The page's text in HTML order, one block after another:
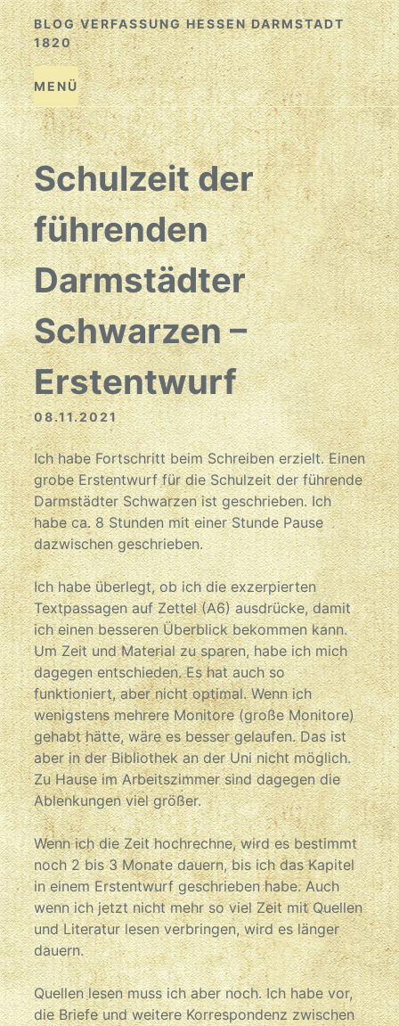
Zum
Inhalt
springen
BLOG VERFASSUNG HESSEN DARMSTADT
1820
MENÜ
Schulzeit der
führenden
Darmstädter
Schwarzen –
Erstentwurf
08.11.2021
Ich habe Fortschritt beim Schreiben erzielt. Einen
grobe Erstentwurf für die Schulzeit der führende
Darmstädter Schwarzen ist geschrieben. Ich
habe ca. 8 Stunden mit einer Stunde Pause
dazwischen geschrieben.
Ich habe überlegt, ob ich die exzerpierten
Textpassagen auf Zettel (A6) ausdrücke, damit
ich einen besseren Überblick bekommen kann.
Um Zeit und Material zu sparen, habe ich mich
dagegen entschieden. Es hat auch so
funktioniert, aber nicht optimal. Wenn ich
wenigstens mehrere Monitore (große Monitore)
gehabt hätte, wäre es besser gelaufen. Das ist
aber in der Bibliothek an der Uni nicht möglich.
Zu Hause im Arbeitszimmer sind dagegen die
Ablenkungen viel größer.
Wenn ich die Zeit hochrechne, wird es bestimmt
noch 2 bis 3 Monate dauern, bis ich das Kapitel
in einem Erstentwurf geschrieben habe. Auch
wenn ich jetzt nicht mehr so viel Zeit mit Quellen
und Literatur lesen verbringen, wird es länger
dauern.
Quellen lesen muss ich aber noch. Ich habe vor,
die Briefe und weitere Korrespondenz zwischen